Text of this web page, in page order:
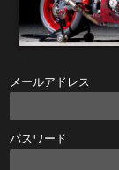
メールアドレス
パスワード